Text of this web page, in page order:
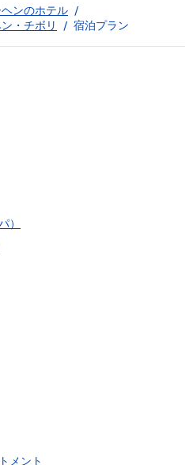
ンのホテル /
・チボリ
/ 宿泊プラン
）
メント